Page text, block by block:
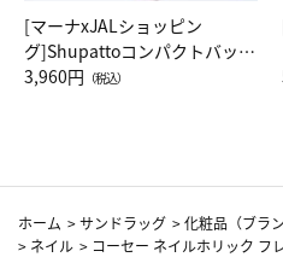
[マーナxJALショッピン
グ]Shupattoコンパクトバッグ
Drop JAL客室乗務員（LC）ス
3,960円 （税込）
ホーム >サンドラッグ >化粧品（ブラン
> ネイル > コーセー ネイルホリック フ